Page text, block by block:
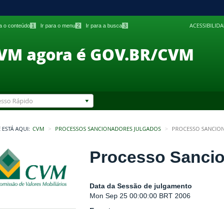
o conteúdo 1 Ir para o menu 2 Ir para a busca 3
agora é GOV.BR/CVM
Rápido
ESTÁ AQUI: CVM PROCESSOS SANCIONADORES JULGADOS PROCESSO
Processo
Data da Sessão de julgamento
Mon Sep 25 00:00:00 BRT 2006